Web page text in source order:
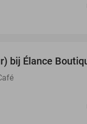
bij Élance